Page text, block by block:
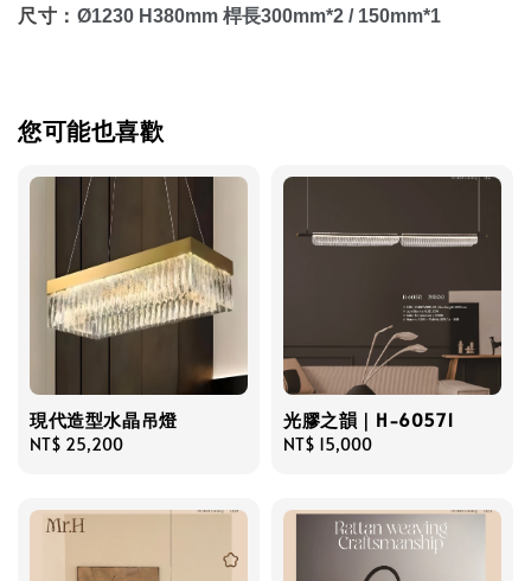
尺寸： Ø1230 H380mm 桿長300mm*2 / 150mm*1
您可能也喜歡
現代造型水晶吊燈
Regular
NT$ 25,200
光膠之韻｜H-60571
Regular
NT$ 15,000